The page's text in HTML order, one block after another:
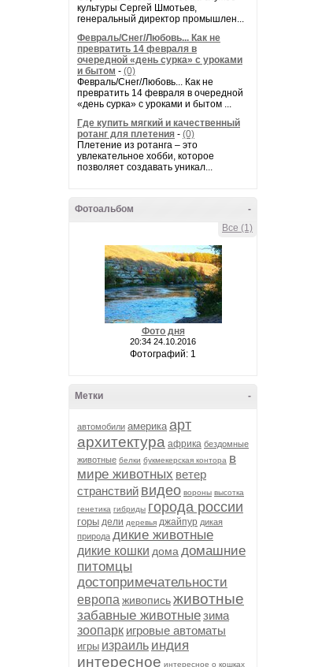
культуры Сергей Шмотьев,
генеральный директор промышлен...
Февраль/Снег/Любовь... Как не
превратить 14 февраля в
очередной «день сурка» с уроками
и бытом - (0)
Февраль/Снег/Любовь... Как не
превратить 14 февраля в очередной
«день сурка» с уроками и бытом ...
Где купить мягкий и качественный
ротанг для плетения - (0)
Плетение из ротанга – это
увлекательное хобби, которое
позволяет создавать уникал...
-
Фотоальбом
Все (1)
Фото дня
20:34 24.10.2016
Фотографий: 1
-
Метки
автомобили америка арт
архитектура африка бездомные
животные белки букмекерская контора в
мире животных ветер
странствий видео вороны высотка
генетика гибриды города россии
горы дели деревья джайпур дикая
природа дикие животные
дикие кошки дома домашние
питомцы
достопримечательности
европа живописьживотные
забавные животныезима
зоопарк игровые автоматы
игры израиль индия
интересное интересное о кошках